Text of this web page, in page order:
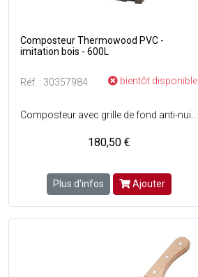
Composteur Thermowood PVC -
imitation bois - 600L
Réf. : 30357984 bientôt disponible
180,50 €
Plus d'infos Ajouter